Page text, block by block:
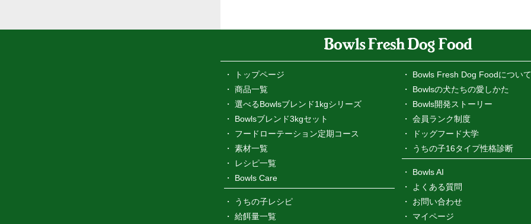
トップページ
商品一覧
選べるBowlsブレンド1kgシリーズ
Bowlsブレンド3kgセット
フードローテーション定期コース
素材一覧
レシピ一覧
Bowls Care
うちの子レシピ
給餌量一覧
Bowls Fresh Dog Foodについて
Bowlsの犬たちの愛しかた
Bowls開発ストーリー
会員ランク制度
ドッグフード大学
うちの子16タイプ性格診断
Bowls AI
よくある質問
お問い合わせ
マイページ